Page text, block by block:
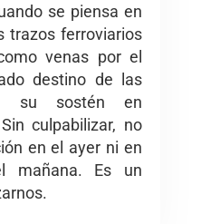
se piensa en
trazos ferroviarios
venas por el
destino de las
su sostén en
culpabilizar, no
en el ayer ni en
mañana. Es un